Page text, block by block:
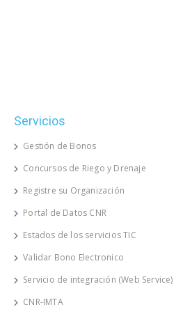
Servicios
Gestión de Bonos
Concursos de Riego y Drenaje
Registre su Organización
Portal de Datos CNR
Estados de los servicios TIC
Validar Bono Electronico
Servicio de integración (Web Service)
CNR-IMTA